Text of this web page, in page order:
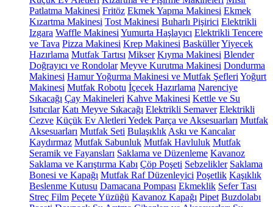
Patlatma Makinesi Fritöz Ekmek Yapma Makinesi Ekmek
Kızartma Makinesi Tost Makinesi Buharlı Pişirici Elektrikli
Izgara Waffle Makinesi Yumurta Haşlayıcı Elektrikli Tencere
ve Tava Pizza Makinesi Krep Makinesi BasküllerYiyecek
Hazırlama Mutfak Tartısı Mikser Kıyma Makinesi Blender
Doğrayıcı ve Rondolar Meyve Kurutma Makinesi Dondurma
Makinesi Hamur Yoğurma Makinesi ve Mutfak Şefleri Yoğurt
Makinesi Mutfak Robotu İçecek Hazırlama Narenciye
Sıkacağı Çay Makineleri Kahve Makinesi Kettle ve Su
Isıtıcılar Katı Meyve Sıkacağı Elektrikli Semaver Elektrikli
Cezve Küçük Ev Aletleri Yedek Parça ve Aksesuarları Mutfak
Aksesuarları Mutfak Seti Bulaşıklık Askı ve Kancalar
Kaydırmaz Mutfak Sabunluk Mutfak Havluluk Mutfak
Seramik ve Fayansları Saklama ve Düzenleme Kavanoz
Saklama ve Karıştırma Kabı Çöp Poşeti Sebzelikler Saklama
Bonesi ve Kapağı Mutfak Raf Düzenleyici Poşetlik Kaşıklık
Beslenme Kutusu Damacana Pompası Ekmeklik Sefer Tası
Streç Film Peçete Yüzüğü Kavanoz Kapağı Pipet Buzdolabı